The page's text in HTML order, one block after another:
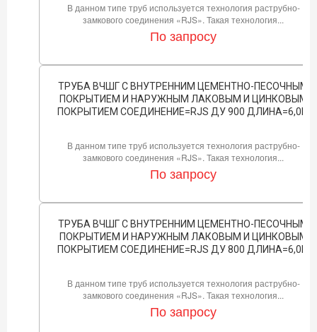
В данном типе труб используется технология раструбно-
замкового соединения «RJS». Такая технология...
По запросу
ТРУБА ВЧШГ С ВНУТРЕННИМ ЦЕМЕНТНО-ПЕСОЧНЫМ
ПОКРЫТИЕМ И НАРУЖНЫМ ЛАКОВЫМ И ЦИНКОВЫМ
ПОКРЫТИЕМ СОЕДИНЕНИЕ=RJS ДУ 900 ДЛИНА=6,0М
В данном типе труб используется технология раструбно-
замкового соединения «RJS». Такая технология...
По запросу
ТРУБА ВЧШГ С ВНУТРЕННИМ ЦЕМЕНТНО-ПЕСОЧНЫМ
ПОКРЫТИЕМ И НАРУЖНЫМ ЛАКОВЫМ И ЦИНКОВЫМ
ПОКРЫТИЕМ СОЕДИНЕНИЕ=RJS ДУ 800 ДЛИНА=6,0М
В данном типе труб используется технология раструбно-
замкового соединения «RJS». Такая технология...
По запросу